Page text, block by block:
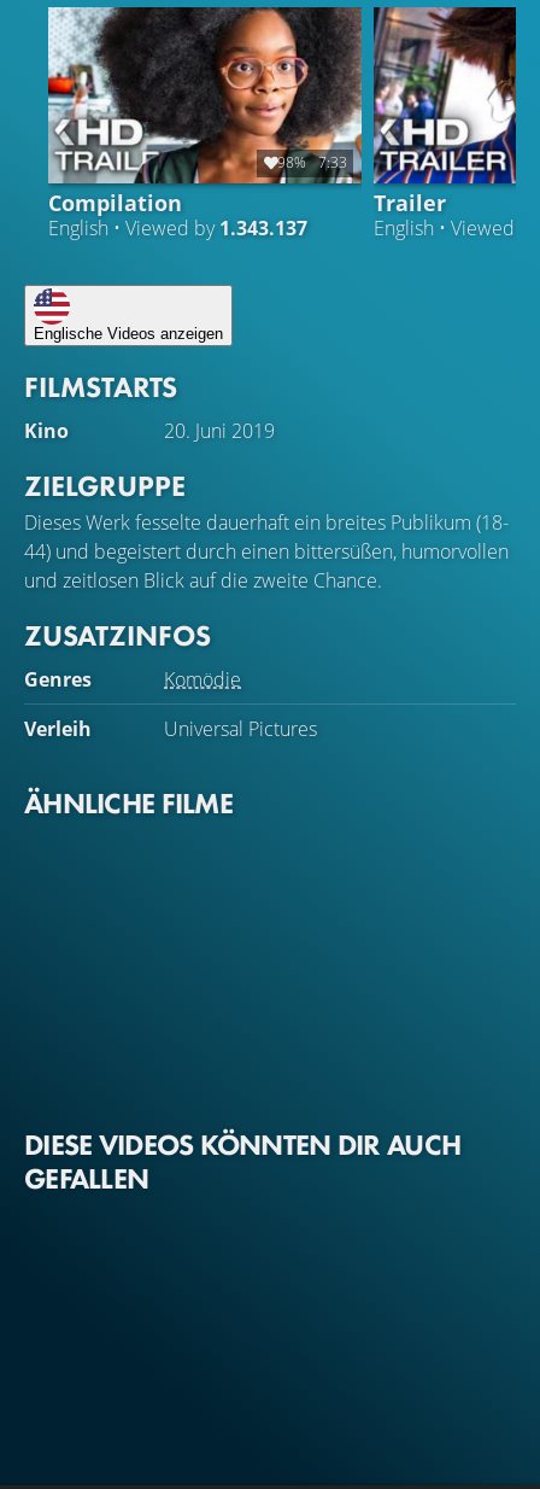
98% 7:33
Compilation
English • Viewed by1.343.137
Trailer
English • Viewed
Englische Videos anzeigen
FILMSTARTS
Kino 20. Juni 2019
ZIELGRUPPE
Dieses Werk fesselte dauerhaft ein breites Publikum (18-
44) und begeistert durch einen bittersüßen, humorvollen
und zeitlosen Blick auf die zweite Chance.
ZUSATZINFOS
Genres
Komödie
Verleih
Universal Pictures
ÄHNLICHE FILME
DIESE VIDEOS KÖNNTEN DIR AUCH
GEFALLEN